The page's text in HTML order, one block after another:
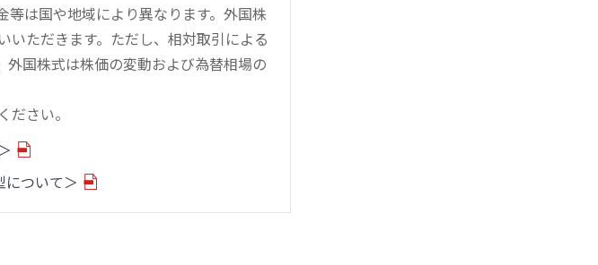
は国や地域により異なります。外国株
ただきます。ただし、相対取引による
国株式は株価の変動および為替相場の
さい。
ついて＞